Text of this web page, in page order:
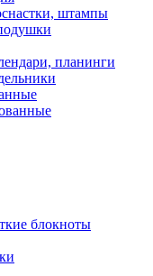
штампы
планинги
блокноты